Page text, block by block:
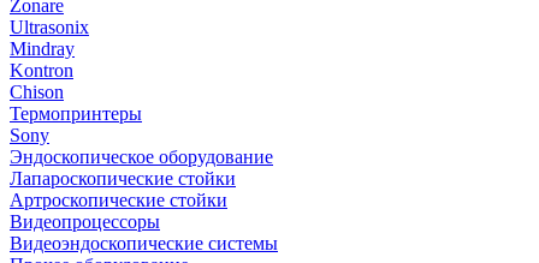
Zonare
Ultrasonix
Mindray
Kontron
Chison
Термопринтеры
Sony
Эндоскопическое оборудование
Лапароскопические стойки
Артроскопические стойки
Видеопроцессоры
Видеоэндоскопические системы